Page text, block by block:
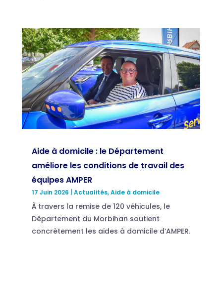
Aide à domicile : le Département
améliore les conditions de travail des
équipes AMPER
17 Juin 2026 Actualités,Aide à domicile
À travers la remise de 120 véhicules, le
Département du Morbihan soutient
concrètement les aides à domicile d’AMPER.